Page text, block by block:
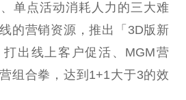
单点活动消耗人力的三大难
的营销资源，推出「3D版新
出线上客户促活、MGM营
组合拳，达到1+1大于3的效